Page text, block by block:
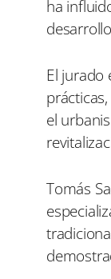
ha
El jurado
el
Tomás